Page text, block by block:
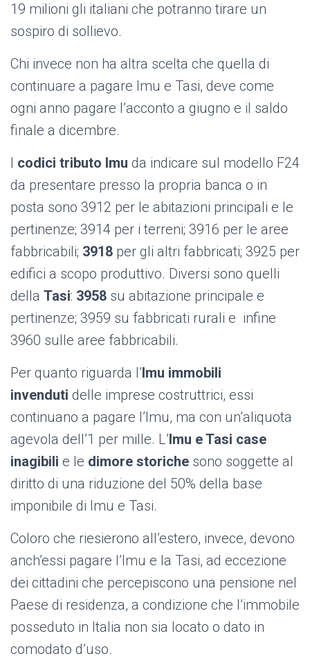
19 milioni gli italiani che potranno tirare un
sospiro di sollievo.
Chi invece non ha altra scelta che quella di
continuare a pagare Imu e Tasi, deve come
ogni anno pagare l’acconto a giugno e il saldo
finale a dicembre.
I codici tributo Imu da indicare sul modello F24
da presentare presso la propria banca o in
posta sono 3912 per le abitazioni principali e le
pertinenze; 3914 per i terreni; 3916 per le aree
fabbricabili; 3918 per gli altri fabbricati; 3925 per
edifici a scopo produttivo. Diversi sono quelli
della Tasi: 3958 su abitazione principale e
pertinenze; 3959 su fabbricati rurali e infine
3960 sulle aree fabbricabili.
Per quanto riguarda l’Imu immobili
invenduti delle imprese costruttrici, essi
continuano a pagare l’Imu, ma con un’aliquota
agevola dell’1 per mille. L’Imu e Tasi case
inagibili e le dimore storiche sono soggette al
diritto di una riduzione del 50% della base
imponibile di Imu e Tasi.
Coloro che riesierono all’estero, invece, devono
anch’essi pagare l’Imu e la Tasi, ad eccezione
dei cittadini che percepiscono una pensione nel
Paese di residenza, a condizione che l’immobile
posseduto in Italia non sia locato o dato in
comodato d’uso.